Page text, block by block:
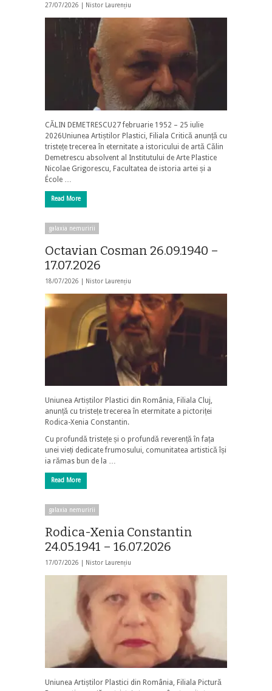
27/07/2026 | Nistor Laurențiu
CĂLIN DEMETRESCU27 februarie 1952 – 25 iulie
2026Uniunea Artiștilor Plastici, Filiala Critică anunță cu
tristețe trecerea în eternitate a istoricului de artă Călin
Demetrescu absolvent al Institutului de Arte Plastice
Nicolae Grigorescu, Facultatea de istoria artei și a
École …
Read More
galaxia nemuririi
Octavian Cosman 26.09.1940 –
17.07.2026
18/07/2026 | Nistor Laurențiu
Uniunea Artiștilor Plastici din România, Filiala Cluj,
anunță cu tristețe trecerea în etermitate a pictoriței
Rodica-Xenia Constantin.
Cu profundă tristețe și o profundă reverență în fața
unei vieți dedicate frumosului, comunitatea artistică își
ia rămas bun de la …
Read More
galaxia nemuririi
Rodica-Xenia Constantin
24.05.1941 – 16.07.2026
17/07/2026 | Nistor Laurențiu
Uniunea Artiștilor Plastici din România, Filiala Pictură